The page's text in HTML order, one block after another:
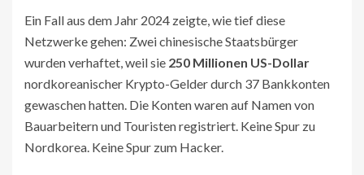
Ein Fall aus dem Jahr 2024 zeigte, wie tief diese
Netzwerke gehen: Zwei chinesische Staatsbürger
wurden verhaftet, weil sie 250 Millionen US-Dollar
nordkoreanischer Krypto-Gelder durch 37 Bankkonten
gewaschen hatten. Die Konten waren auf Namen von
Bauarbeitern und Touristen registriert. Keine Spur zu
Nordkorea. Keine Spur zum Hacker.